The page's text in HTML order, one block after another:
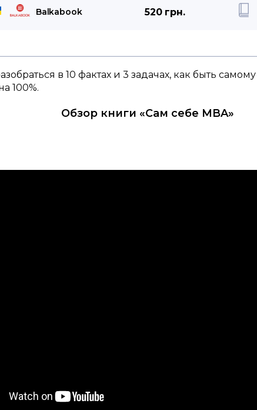
Balkabook 520 грн.
в 10 фактах и 3 задачах, как быть
100%.
Обзор книги «Сам себе MBA»